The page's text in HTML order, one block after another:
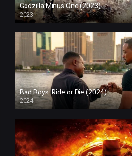
Godzilla Minus One (2023)
2023
Bad Boys: Ride or Die (2024)
2024